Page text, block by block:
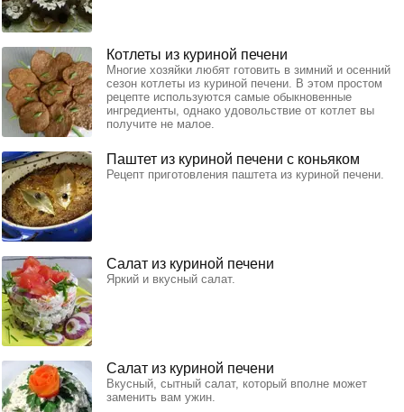
Котлеты из куриной печени
Многие хозяйки любят готовить в зимний и осенний
сезон котлеты из куриной печени. В этом простом
рецепте используются самые обыкновенные
ингредиенты, однако удовольствие от котлет вы
получите не малое.
Паштет из куриной печени с коньяком
Рецепт приготовления паштета из куриной печени.
Салат из куриной печени
Яркий и вкусный салат.
Салат из куриной печени
Вкусный, сытный салат, который вполне может
заменить вам ужин.